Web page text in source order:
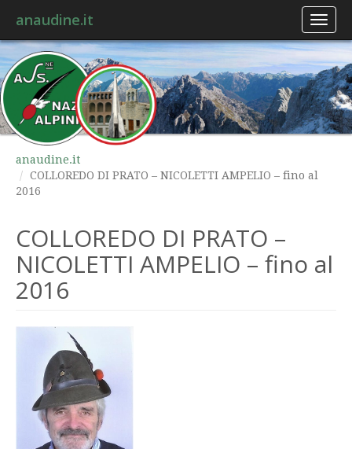
anaudine.it
anaudine.it
COLLOREDO DI PRATO – NICOLETTI AMPELIO – fino al
2016
COLLOREDO DI PRATO –
NICOLETTI AMPELIO – fino al
2016